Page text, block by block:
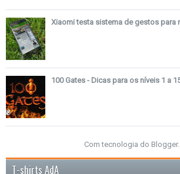
Xiaomi testa sistema de gestos para
100 Gates - Dicas para os níveis 1 a
Com tecnologia do Blogger.
T-shirts AdA